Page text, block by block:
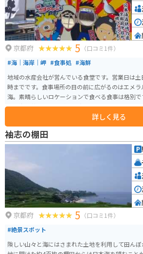
駅です。ぜひ一度訪れてみてください。
京都府 5 （口コミ1件）
#海｜海岸｜岬 #食事処 #海鮮
地域の水産会社が営んでいる食堂です。営業日は
時までです。食事場所の目の前に広がるのはエメ
海。素晴らしいロケーションで食べる食事は格別です。 漁港めしで、
ーは海鮮丼のみですが、鮮度、ボリューム、ロケ
朝に目の前に広がる海から採った新鮮なお魚は非常
ーム感もかなりあり、満足できます。 京都北部にある伊根町は、海と山に囲
まれた穏やかなこの町はツーリングに最適です。近
があったり、少し走ると日本三景である天橋立があ
詳しく見る
袖志の棚田
京都府 5 （口コミ1件）
#絶景スポット
険しい山々と海にはさまれた土地を利用して田ん